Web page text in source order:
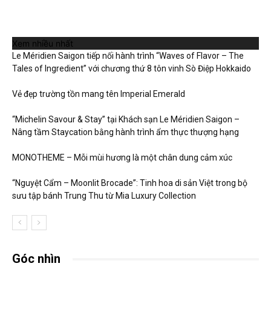
Xem nhiều nhất
Le Méridien Saigon tiếp nối hành trình “Waves of Flavor – The
Tales of Ingredient” với chương thứ 8 tôn vinh Sò Điệp Hokkaido
Vẻ đẹp trường tồn mang tên Imperial Emerald
“Michelin Savour & Stay” tại Khách sạn Le Méridien Saigon –
Nâng tầm Staycation bằng hành trình ẩm thực thượng hạng
MONOTHEME – Mỗi mùi hương là một chân dung cảm xúc
“Nguyệt Cẩm – Moonlit Brocade”: Tinh hoa di sản Việt trong bộ
sưu tập bánh Trung Thu từ Mia Luxury Collection
Góc nhìn